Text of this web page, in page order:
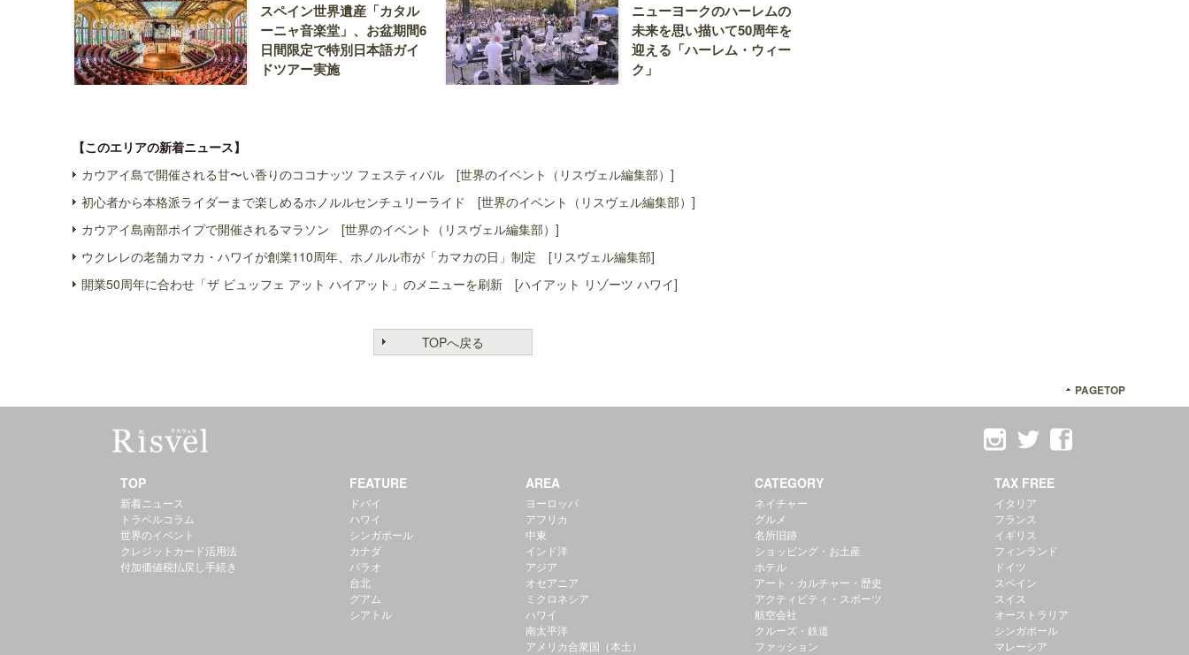
スペイン世界遺産「カタル
ーニャ音楽堂」、お盆期間6
日間限定で特別日本語ガイ
ドツアー実施
ニューヨークのハーレムの
未来を思い描いて50周年を
迎える「ハーレム・ウィー
ク」
【このエリアの新着ニュース】
カウアイ島で開催される甘〜い香りのココナッツ フェスティバル [世界のイベント（リスヴェル編集部）]
初心者から本格派ライダーまで楽しめるホノルルセンチュリーライド [世界のイベント（リスヴェル編集部）]
カウアイ島南部ポイプで開催されるマラソン [世界のイベント（リスヴェル編集部）]
ウクレレの老舗カマカ・ハワイが創業110周年、ホノルル市が「カマカの日」制定 [リスヴェル編集部]
開業50周年に合わせ「ザ ビュッフェ アット ハイアット」のメニューを刷新 [ハイアット リゾーツ ハワイ]
TOPへ戻る
PAGETOP
TOP
新着ニュース
トラベルコラム
世界のイベント
クレジットカード活用法
付加価値税払戻し手続き
FEATURE
ドバイ
ハワイ
シンガポール
カナダ
パラオ
台北
グアム
シアトル
AREA
ヨーロッパ
アフリカ
中東
インド洋
アジア
オセアニア
ミクロネシア
ハワイ
南太平洋
アメリカ合衆国（本土）
CATEGORY
ネイチャー
グルメ
名所旧跡
ショッピング・お土産
ホテル
アート・カルチャー・歴史
アクティビティ・スポーツ
航空会社
クルーズ・鉄道
ファッション
TAX FREE
イタリア
フランス
イギリス
フィンランド
ドイツ
スペイン
スイス
オーストラリア
シンガポール
マレーシア